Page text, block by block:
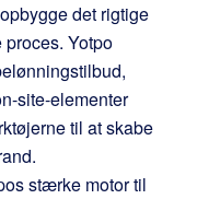
det rigtige
Yotpo
site-elementer
til at skabe
stærke motor til